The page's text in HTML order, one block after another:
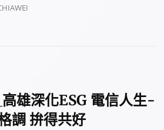
雄深化ESG 電信人生-
調 拚得共好